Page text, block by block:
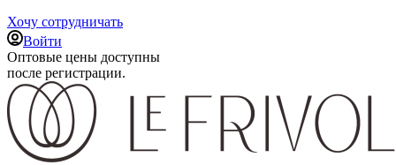
Хочу сотрудничать
Войти
Оптовые цены доступны
после регистрации.